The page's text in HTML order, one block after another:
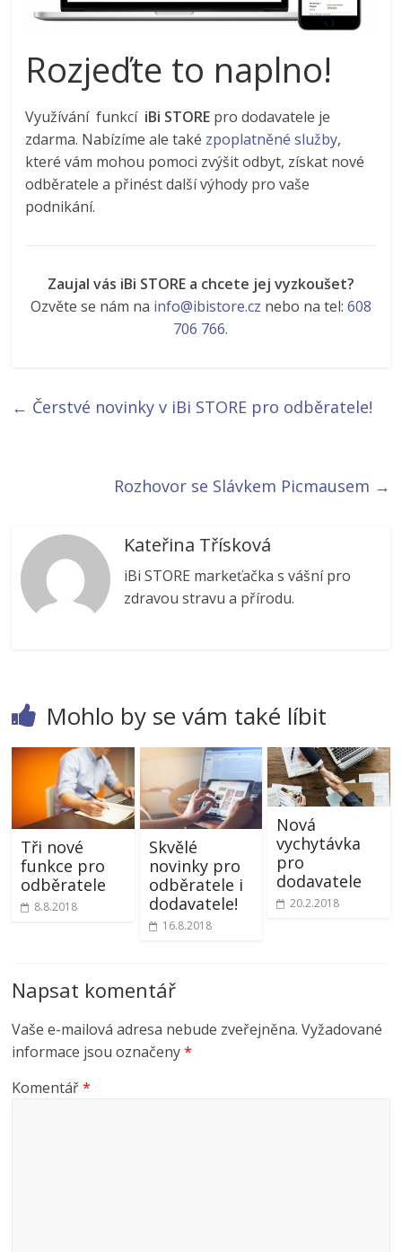
Rozjeďte to naplno!
Využívání funkcí iBi STORE pro dodavatele je
zdarma. Nabízíme ale také zpoplatněné služby,
které vám mohou pomoci zvýšit odbyt, získat nové
odběratele a přinést další výhody pro vaše
podnikání.
Zaujal vás iBi STORE a chcete jej vyzkoušet?
Ozvěte se nám na info@ibistore.cz nebo na tel: 608
706 766.
← Čerstvé novinky v iBi STORE pro odběratele!
Rozhovor se Slávkem Picmausem →
Kateřina Třísková
iBi STORE markeťačka s vášní pro
zdravou stravu a přírodu.
Mohlo by se vám také líbit
Tři nové
funkce pro
odběratele
8.8.2018
Skvělé
novinky pro
odběratele i
dodavatele!
16.8.2018
Nová
vychytávka
pro
dodavatele
20.2.2018
Napsat komentář
Vaše e-mailová adresa nebude zveřejněna. Vyžadované
informace jsou označeny*
Komentář*